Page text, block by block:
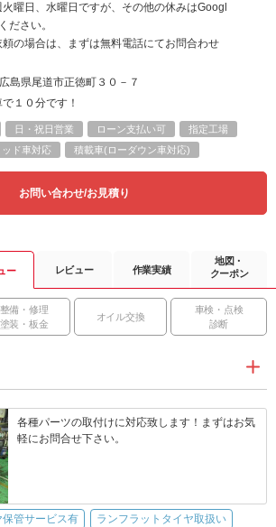
曜日、水曜日ですが、その他の休みはGoogl
ださい。
頼の場合は、まずは無料電話にてお問合わせ
広島県尾道市正徳町３０－７
１０分です！
日・祝日営業 ローン支払い可
指定工場
ド車対応 積載車(ローダウン車対応)
お問い合わせ/お見積り
ー レビュー 作業実績
地図・
クーポン
整備・修理
塗装・板金
オイル交換
車検・点検
診断
各種パーツの取付けに対応致します！まずはお気
軽にお問合せ下さい。
保管サービス有 ランフラットタイヤ取扱い